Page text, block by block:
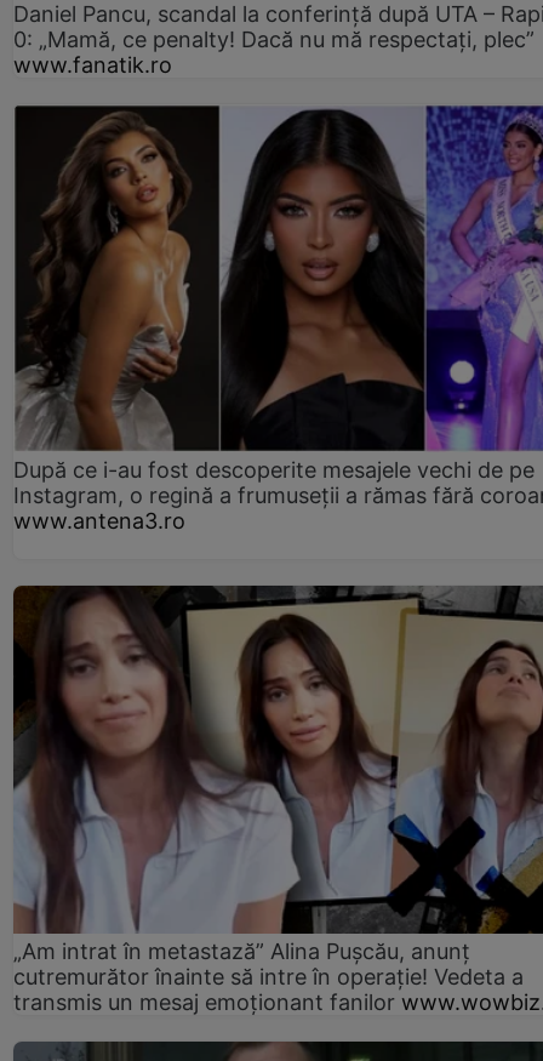
Daniel Pancu, scandal la conferință după UTA –
0: „Mamă, ce penalty! Dacă nu mă respectați, plec”
www.fanatik.ro
După ce i-au fost descoperite mesajele vechi de pe
Instagram, o regină a frumuseții a rămas fără
www.antena3.ro
„Am intrat în metastază” Alina Pușcău, anunț
cutremurător înainte să intre în operație! Vedeta a
transmis un mesaj emoționant fanilor